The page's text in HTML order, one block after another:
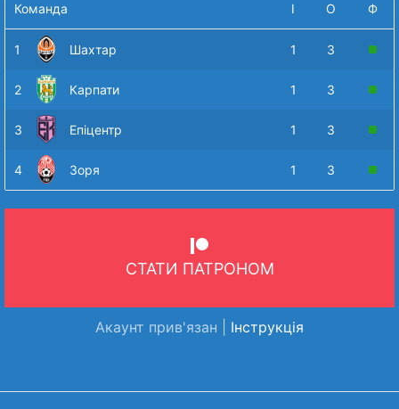
Команда І О Ф
1 Шахтар 1 3
2 Карпати 1 3
3 Епіцентр 1 3
4 Зоря 1 3
СТАТИ ПАТРОНОМ
Акаунт прив'язан | Інструкція